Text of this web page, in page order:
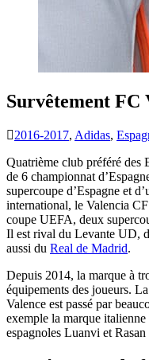
Survêtement FC
2016-2017, Adidas,
Quatrième club préféré des
de 6 championnat
supercoupe d’Espagne et
international, le Valencia
coupe UEFA, deux
Il est rival du Levante UD,
aussi du Real de Madrid.
Depuis 2014, la marque à
équipements des joueurs.
Valence est passé par
exemple la marque italienne
espagnoles Luanvi et